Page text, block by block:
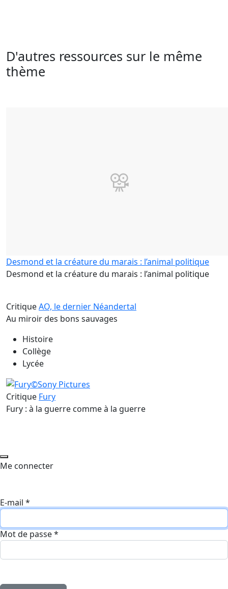
D'autres ressources sur le même
thème
Desmond et la créature du marais : l’animal politique
Desmond et la créature du marais : l’animal politique
CritiqueAO, le dernier Néandertal
Au miroir des bons sauvages
Histoire
Collège
Lycée
Critique Fury
Fury : à la guerre comme à la guerre
Me connecter
E-mail *
Mot de passe*